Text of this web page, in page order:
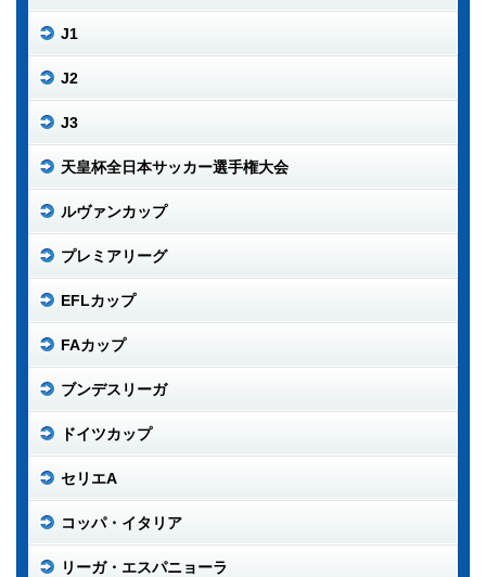
J1
J2
J3
天皇杯全日本サッカー選手権大会
ルヴァンカップ
プレミアリーグ
EFLカップ
FAカップ
ブンデスリーガ
ドイツカップ
セリエA
コッパ・イタリア
リーガ・エスパニョーラ